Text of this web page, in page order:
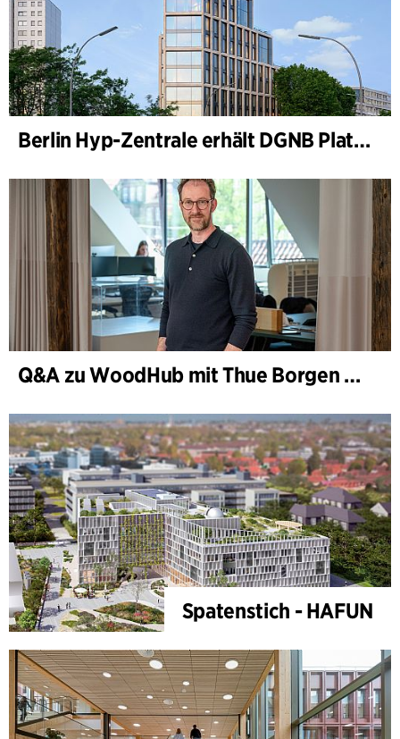
Berlin Hyp-Zentrale erhält DGNB Platin und Diamant für klimafreundliche Architektur auf höchstem Niveau
Q&A zu WoodHub mit Thue Borgen Hasløv
Spatenstich - HAFUN